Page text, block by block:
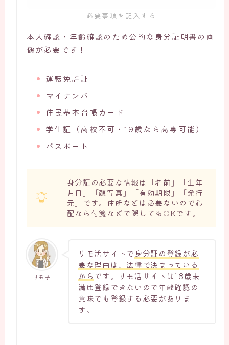
必要事項を記入する
本人確認・年齢確認のため公的な身分証明書の画
像が必要です！
運転免許証
マイナンバー
住民基本台帳カード
学生証（高校不可・19歳なら高専可能）
パスポート
身分証の必要な情報は「名前」「生年
月日」「顔写真」「有効期限」「発行
元」です。住所などは必要ないので心
配なら付箋などで隠してもOKです。
リモ子
リモ活サイトで身分証の登録が必
要な理由は、法律で決まっている
から です。リモ活サイトは18歳未
満は登録できないので年齢確認の
意味でも登録する必要がありま
す。